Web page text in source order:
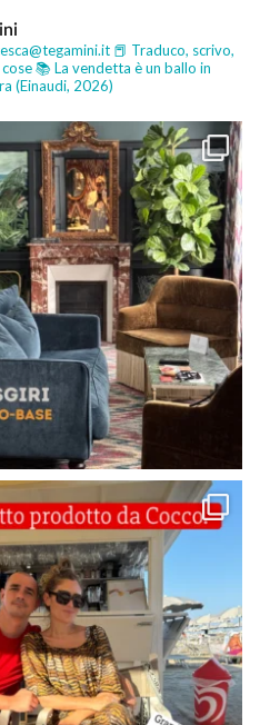
📕 Traduco, scrivo,
📚 La vendetta è un ballo in
(Einaudi, 2026)